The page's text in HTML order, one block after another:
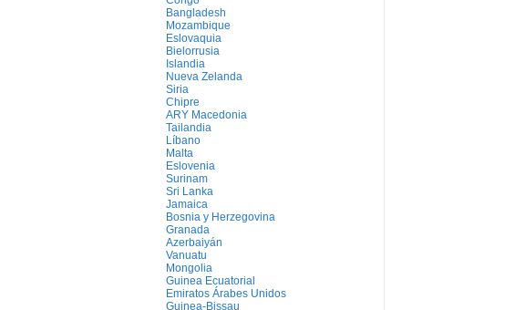
Bangladesh
Mozambique
Eslovaquia
Bielorrusia
Islandia
Nueva Zelanda
Siria
Chipre
ARY Macedonia
Tailandia
Líbano
Malta
Eslovenia
Surinam
Sri Lanka
Jamaica
Bosnia y Herzegovina
Granada
Azerbaiyán
Vanuatu
Mongolia
Guinea Ecuatorial
Emiratos Árabes Unidos
Guinea-Bissau